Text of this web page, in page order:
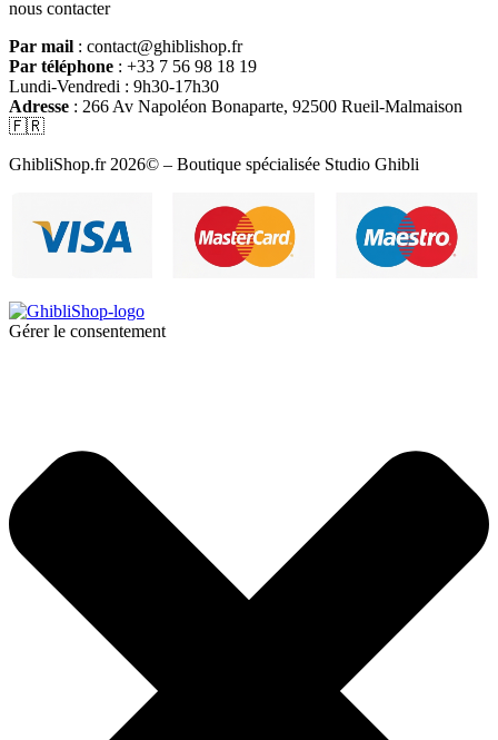
nous contacter
Par mail : contact@ghiblishop.fr
Par téléphone : +33 7 56 98 18 19
Lundi-Vendredi : 9h30-17h30
Adresse : 266 Av Napoléon Bonaparte, 92500 Rueil-Malmaison
🇫🇷
GhibliShop.fr 2026© – Boutique spécialisée Studio Ghibli
Gérer le consentement